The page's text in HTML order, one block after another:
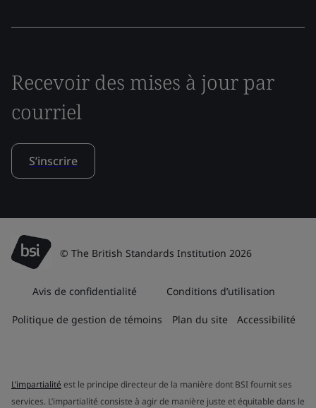
Recevoir des mises à jour par
courriel
S’inscrire
© The British Standards Institution 2026
Avis de confidentialité Conditions d’utilisation
Politique de gestion de témoins Plan du site Accessibilité
L’impartialité est le principe directeur de la manière dont BSI fournit ses
services. L’impartialité consiste à agir de manière juste et équitable dans le